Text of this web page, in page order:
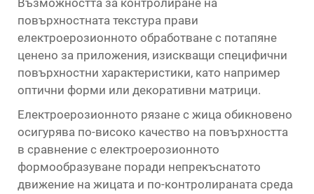
Възможността за контролиране на
повърхностната текстура прави
електроерозионното обработване с потапяне
ценено за приложения, изискващи специфични
повърхностни характеристики, като например
оптични форми или декоративни матрици.
Електроерозионното рязане с жица обикновено
осигурява по-високо качество на повърхността
в сравнение с електроерозионното
формообразуване поради непрекъснатото
движение на жицата и по-контролираната среда